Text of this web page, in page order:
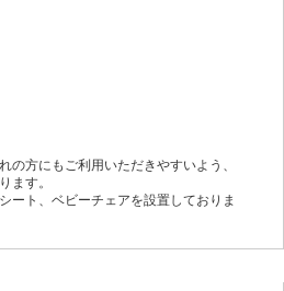
の方にもご利用いただきやすいよう、
ます。
ート、ベビーチェアを設置しておりま